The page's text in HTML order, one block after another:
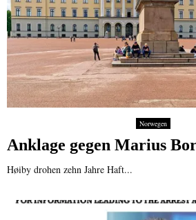
Norwegen
Anklage gegen Marius
Høiby drohen zehn Jahre Haft...